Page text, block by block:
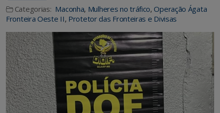
Categorias: Maconha, Mulheres no tráfico, Operação Ágata
Fronteira Oeste II, Protetor das Fronteiras e Divisas